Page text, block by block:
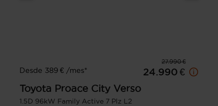
27.990 €
Desde 389 € /mes*
24.990 €
Toyota Proace City Verso
1.5D 96kW Family Active 7 Plz L2